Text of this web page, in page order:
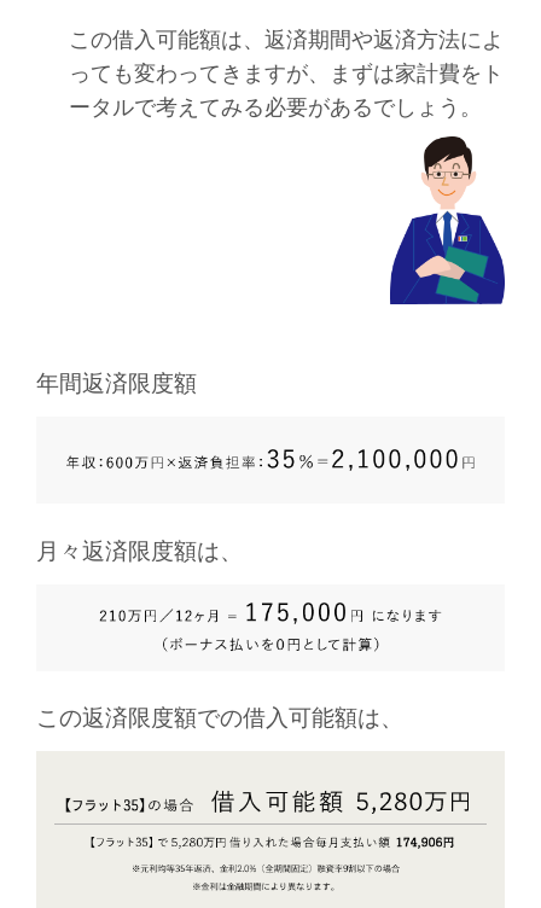
この借入可能額は、返済期間や返済方法によ
っても変わってきますが、まずは家計費をト
ータルで考えてみる必要があるでしょう。
年間返済限度額
月々返済限度額は、
この返済限度額での借入可能額は、